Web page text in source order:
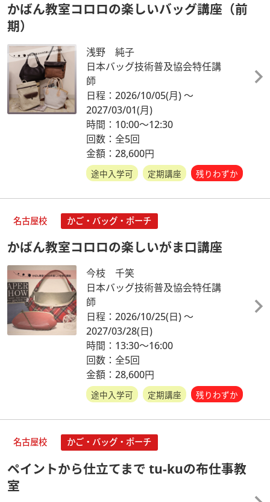
かばん教室コロロの楽しいバッグ講座（前
期）
浅野 純子
日本バッグ技術普及協会特任講
師
日程：2026/10/05(月)～
2027/03/01(月)
時間：10:00～12:30
回数：全5回
金額：28,600円
途中入学可 定期講座 残りわずか
名古屋校 かご・バッグ・ポーチ
かばん教室コロロの楽しいがま口講座
今枝 千笑
日本バッグ技術普及協会特任講
師
日程：2026/10/25(日)～
2027/03/28(日)
時間：13:30～16:00
回数：全5回
金額：28,600円
途中入学可 定期講座 残りわずか
名古屋校 かご・バッグ・ポーチ
ペイントから仕立てまで tu-kuの布仕事教
室